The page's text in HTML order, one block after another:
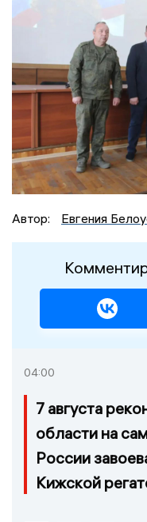
Автор: Евгения
04:00
7 августа
области на
России
Кижской